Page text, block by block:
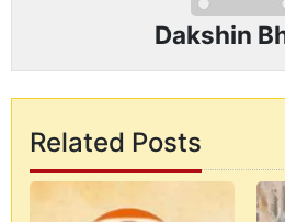
Dakshin
Related Posts